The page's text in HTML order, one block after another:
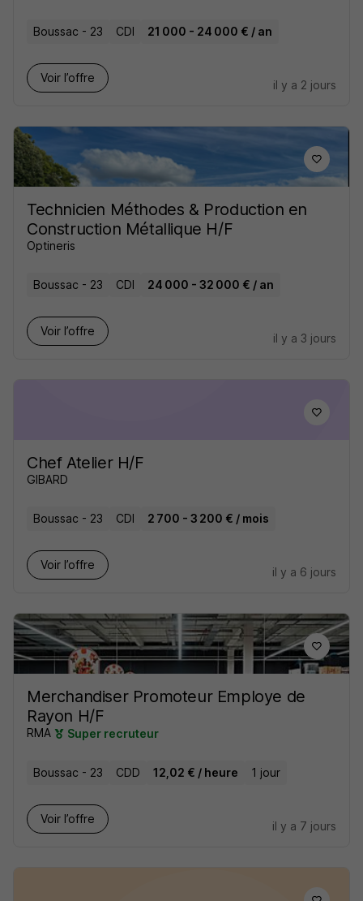
Boussac - 23 CDI 21 000 - 24 000 € / an
Voir l’offre
il y a 2 jours
Technicien Méthodes & Production en
Construction Métallique H/F
Optineris
Boussac - 23 CDI 24 000 - 32 000 € / an
Voir l’offre
il y a 3 jours
Chef Atelier H/F
GIBARD
Boussac - 23 CDI 2 700 - 3 200 € / mois
Voir l’offre
il y a 6 jours
Merchandiser Promoteur Employe de
Rayon H/F
RMA Super recruteur
Boussac - 23 CDD 12,02 € / heure 1 jour
Voir l’offre
il y a 7 jours